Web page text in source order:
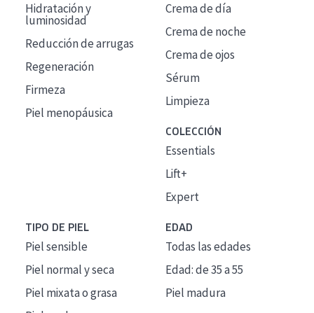
Hidratación y
luminosidad
Reducción de arrugas
Regeneración
Firmeza
Piel menopáusica
Crema de día
Crema de noche
Crema de ojos
Sérum
Limpieza
COLECCIÓN
Essentials
Lift+
Expert
TIPO DE PIEL
Piel sensible
Piel normal y seca
Piel mixata o grasa
EDAD
Todas las edades
Edad: de 35 a 55
Piel madura